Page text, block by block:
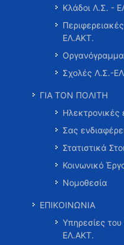
Κλάδοι Λ.Σ. -
ΕΛ.ΑΚΤ.
Σχολές Λ.Σ.-
ΓΙΑ ΤΟΝ ΠΟΛΙΤΗ
Ηλεκτρονικές
Σας
Στατιστικά
Κοινωνικό
Νομοθεσία
ΕΠΙΚΟΙΝΩΝΙΑ
Υπηρεσίες
ΕΛ.ΑΚΤ.